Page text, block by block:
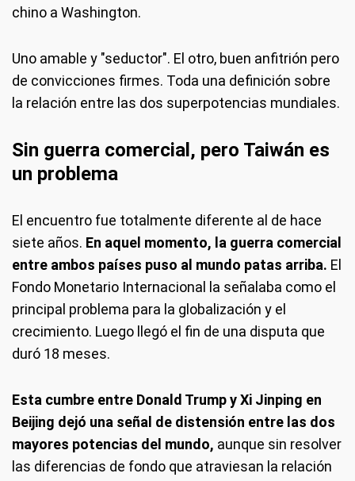
chino a Washington.
Uno amable y "seductor". El otro, buen anfitrión pero
de convicciones firmes. Toda una definición sobre
la relación entre las dos superpotencias mundiales.
Sin guerra comercial, pero Taiwán es
un problema
El encuentro fue totalmente diferente al de hace
siete años. En aquel momento, la guerra comercial
entre ambos países puso al mundo patas arriba. El
Fondo Monetario Internacional la señalaba como el
principal problema para la globalización y el
crecimiento. Luego llegó el fin de una disputa que
duró 18 meses.
Esta cumbre entre Donald Trump y Xi Jinping en
Beijing dejó una señal de distensión entre las dos
mayores potencias del mundo, aunque sin resolver
las diferencias de fondo que atraviesan la relación